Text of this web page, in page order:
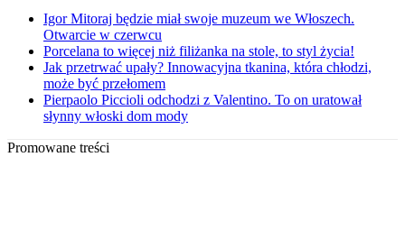
Igor Mitoraj będzie miał swoje muzeum we Włoszech.
Otwarcie w czerwcu
Porcelana to więcej niż filiżanka na stole, to styl życia!
Jak przetrwać upały? Innowacyjna tkanina, która chłodzi,
może być przełomem
Pierpaolo Piccioli odchodzi z Valentino. To on uratował
słynny włoski dom mody
Promowane treści